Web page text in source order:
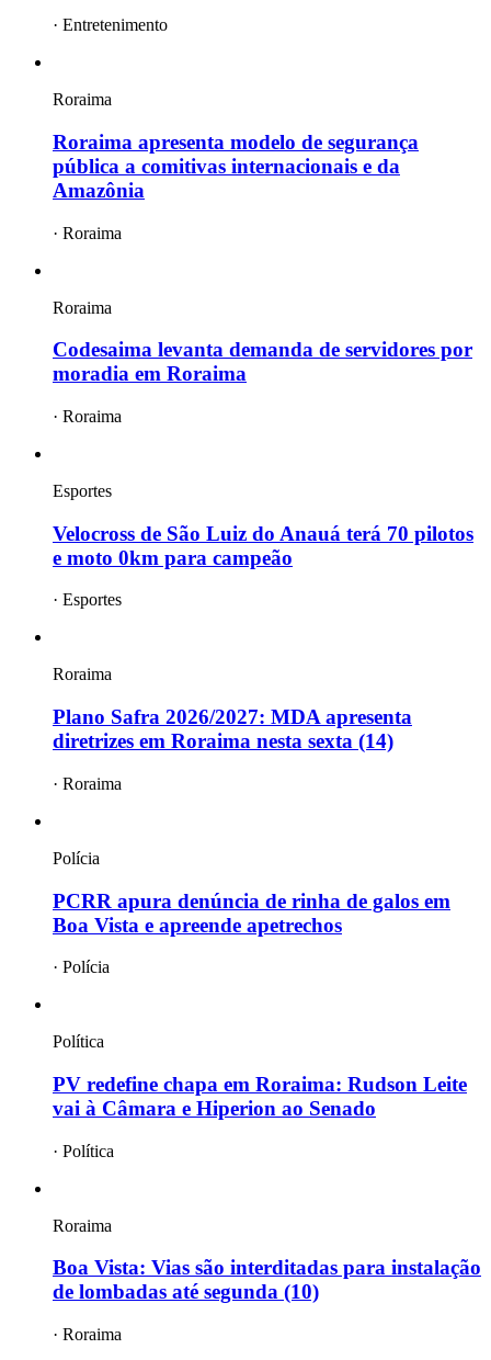
· Entretenimento
Roraima
Roraima apresenta modelo de segurança
pública a comitivas internacionais e da
Amazônia
· Roraima
Roraima
Codesaima levanta demanda de servidores por
moradia em Roraima
· Roraima
Esportes
Velocross de São Luiz do Anauá terá 70 pilotos
e moto 0km para campeão
· Esportes
Roraima
Plano Safra 2026/2027: MDA apresenta
diretrizes em Roraima nesta sexta (14)
· Roraima
Polícia
PCRR apura denúncia de rinha de galos em
Boa Vista e apreende apetrechos
· Polícia
Política
PV redefine chapa em Roraima: Rudson Leite
vai à Câmara e Hiperion ao Senado
· Política
Roraima
Boa Vista: Vias são interditadas para instalação
de lombadas até segunda (10)
· Roraima